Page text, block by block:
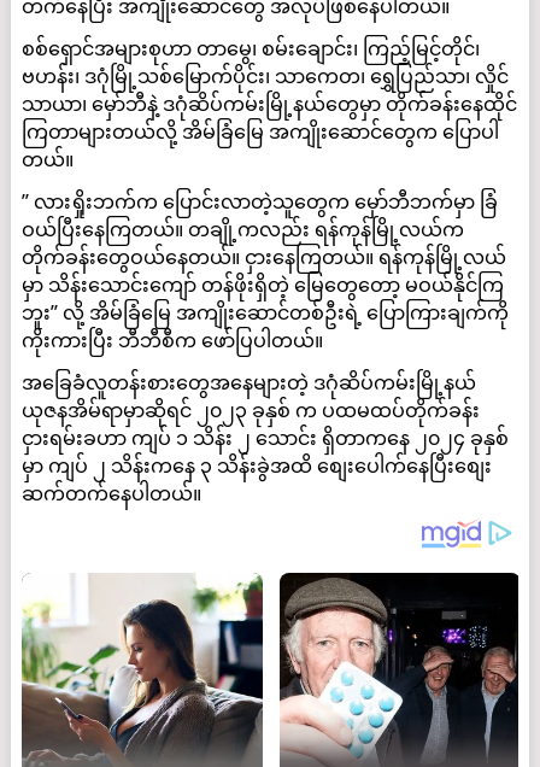
တက်နေပြီး အကျိုးဆောင်တွေ အလုပ်ဖြစ်နေပါတယ်။
စစ်ရှောင်အများစုဟာ တာမွေ၊ စမ်းချောင်း၊ ကြည့်မြင့်တိုင်၊
ဗဟန်း၊ ဒဂုံမြို့သစ်မြောက်ပိုင်း၊ သာကေတ၊ ရွှေပြည်သာ၊ လှိုင်
သာယာ၊ မှော်ဘီနဲ့ ဒဂုံဆိပ်ကမ်းမြို့နယ်တွေမှာ တိုက်ခန်းနေထိုင်
ကြတာများတယ်လို့ အိမ်ခြံမြေ အကျိုးဆောင်တွေက ပြောပါ
တယ်။
” လားရှိုးဘက်က ပြောင်းလာတဲ့သူတွေက မှော်ဘီဘက်မှာ ခြံ
ဝယ်ပြီးနေကြတယ်။ တချို့ကလည်း ရန်ကုန်မြို့လယ်က
တိုက်ခန်းတွေဝယ်နေတယ်။ ငှားနေကြတယ်။ ရန်ကုန်မြို့လယ်
မှာ သိန်းသောင်းကျော် တန်ဖိုးရှိတဲ့ မြေတွေတော့ မဝယ်နိုင်ကြ
ဘူး” လို့ အိမ်ခြံမြေ အကျိုးဆောင်တစ်ဦးရဲ့ ပြောကြားချက်ကို
ကိုးကားပြီး ဘီဘီစီက ဖော်ပြပါတယ်။
အခြေခံလူတန်းစားတွေအနေများတဲ့ ဒဂုံဆိပ်ကမ်းမြို့နယ်
ယုဇနအိမ်ရာမှာဆိုရင် ၂၀၂၃ ခုနှစ် က ပထမထပ်တိုက်ခန်း
ငှားရမ်းခဟာ ကျပ် ၁ သိန်း ၂ သောင်း ရှိတာကနေ ၂၀၂၄ ခုနှစ်
မှာ ကျပ် ၂ သိန်းကနေ ၃ သိန်းခွဲအထိ စျေးပေါက်နေပြီးစျေး
ဆက်တက်နေပါတယ်။